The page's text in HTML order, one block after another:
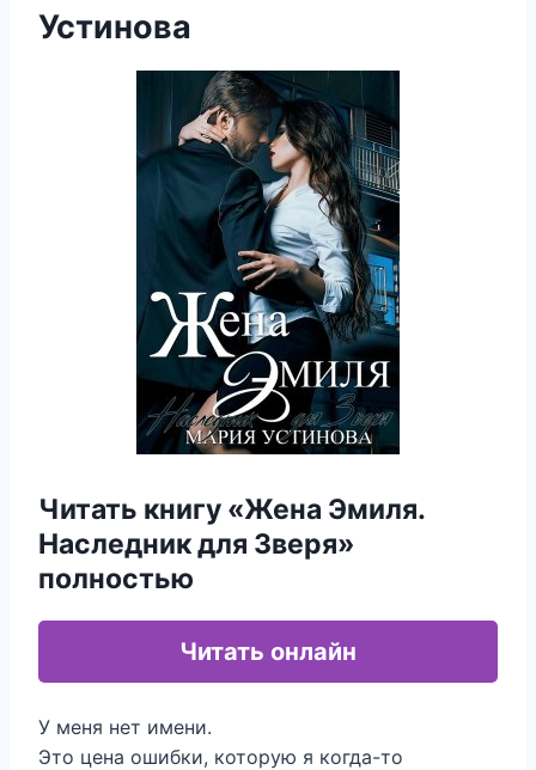
Устинова
Читать книгу «Жена Эмиля.
Наследник для Зверя»
полностью
Читать онлайн
У меня нет имени.
Это цена ошибки, которую я когда-то